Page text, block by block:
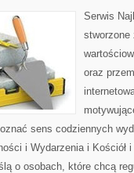
Serwis
stworzone
oraz
sens codziennych
i Wydarzenia i Kościół
o osobach, które chcą